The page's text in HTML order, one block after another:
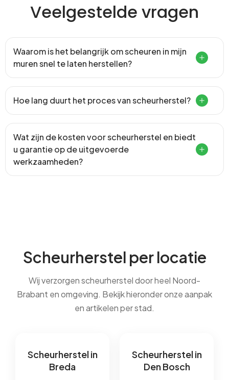
Veelgestelde vragen
Waarom is het belangrijk om scheuren in mijn
muren snel te laten herstellen?
Hoe lang duurt het proces van scheurherstel?
Wat zijn de kosten voor scheurherstel en biedt
u garantie op de uitgevoerde
werkzaamheden?
Scheurherstel per locatie
Wij verzorgen scheurherstel door heel Noord-
Brabant en omgeving. Bekijk hieronder onze aanpak
en artikelen per stad.
Scheurherstel in
Breda
Scheurherstel in
Den Bosch